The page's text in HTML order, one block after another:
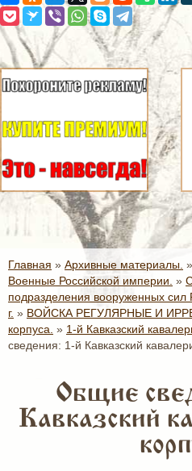
Главная » Архивные материалы. »
Военные Российской империи. »
подразделения вооруженных
г. » ВОЙСКА РЕГУЛЯРНЫЕ И
корпуса. » 1-й Кавказский
сведения: 1-й Кавказский
Общие
Кавказский